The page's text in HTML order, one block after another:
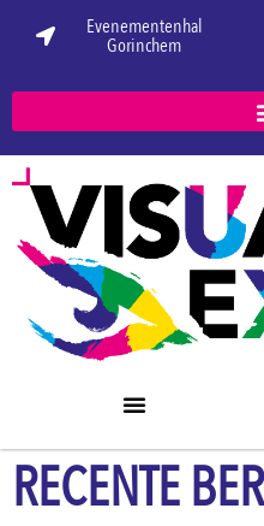
Evenementenhal
Gorinchem
RECENTE